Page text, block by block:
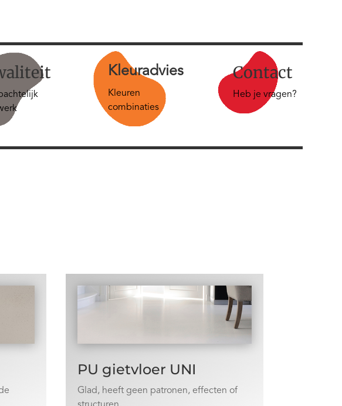
Kleuradvies
Kleuren
combinaties
Contact
Heb je vragen?
PU gietvloer UNI
Glad, heeft geen patronen, effecten of